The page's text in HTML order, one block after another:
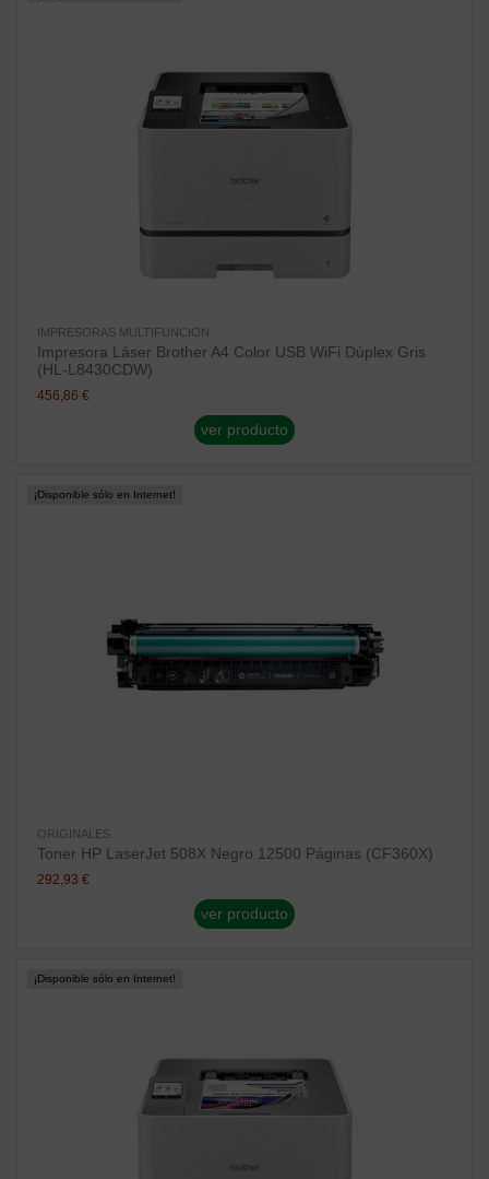
IMPRESORAS MULTIFUNCION
Impresora Láser Brother A4 Color USB WiFi Dúplex Gris
(HL-L8430CDW)
456,86 €
ver producto
¡Disponible sólo en Internet!
ORIGINALES
Toner HP LaserJet 508X Negro 12500 Páginas (CF360X)
292,93 €
ver producto
¡Disponible sólo en Internet!